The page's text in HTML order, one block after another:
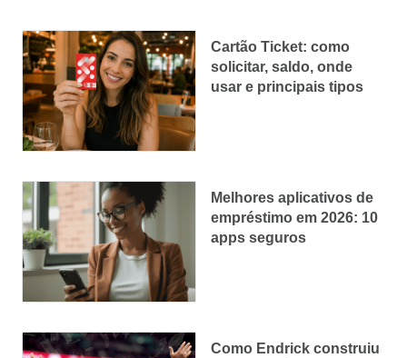
Cartão Ticket: como
solicitar, saldo, onde
usar e principais tipos
Melhores aplicativos de
empréstimo em 2026: 10
apps seguros
Como Endrick construiu